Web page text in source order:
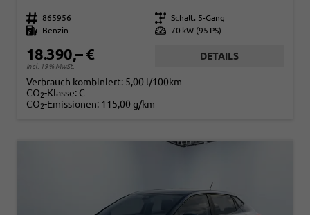
Fahrzeugnr. 865956 Getriebe Schalt. 5-Gang
Kraftstoff
Benzin Leistung 70 kW (95 PS)
18.390,– €
incl. 19% MwSt.
DETAILS
Verbrauch kombiniert: 5,00 l/100km
CO2-Klasse: C
CO2-Emissionen: 115,00 g/km